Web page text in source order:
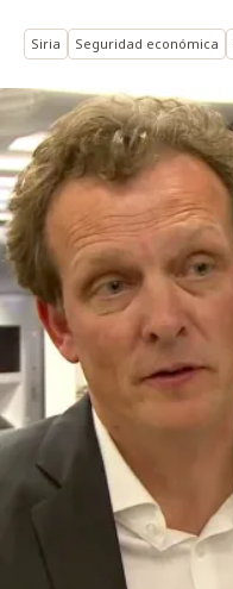
Siria Seguridad económica